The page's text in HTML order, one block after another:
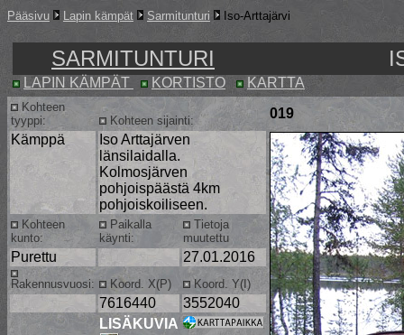
Pääsivu Lapin kämpät Sarmitunturi Iso-Arttajärvi
SARMITUNTURI
LAPIN KÄMPÄT KORTISTO KARTTA
Kohteen
tyyppi:
Kohteen sijainti:
019
Kämppä
Iso Arttajärven
länsilaidalla.
Kolmosjärven
pohjoispäästä 4km
pohjoiskoiliseen.
Kohteen
kunto:
Paikalla
käynti:
Tietoja
muutettu
Purettu 27.01.2016
Rakennusvuosi: Koord. X(P) Koord. Y(I)
7616440 3552040
LISÄKUVIA